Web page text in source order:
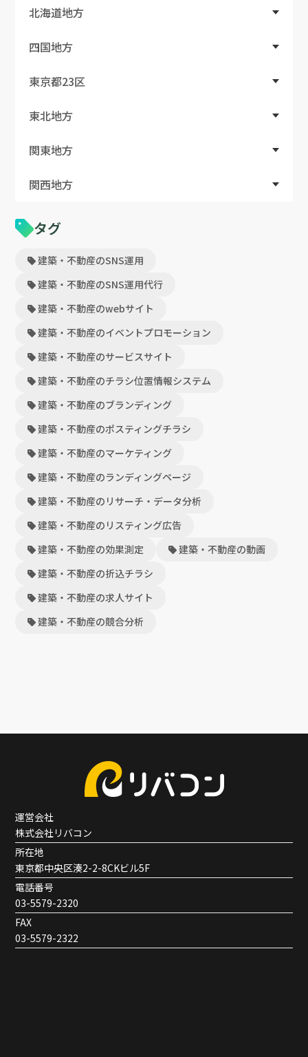
北海道地方
四国地方
東京都23区
東北地方
関東地方
関西地方
タグ
建築・不動産のSNS運用
建築・不動産のSNS運用代行
建築・不動産のwebサイト
建築・不動産のイベントプロモーション
建築・不動産のサービスサイト
建築・不動産のチラシ位置情報システム
建築・不動産のブランディング
建築・不動産のポスティングチラシ
建築・不動産のマーケティング
建築・不動産のランディングページ
建築・不動産のリサーチ・データ分析
建築・不動産のリスティング広告
建築・不動産の効果測定
建築・不動産の動画
建築・不動産の折込チラシ
建築・不動産の求人サイト
建築・不動産の競合分析
運営会社
株式会社リバコン
所在地
東京都中央区湊2-2-8CKビル5F
電話番号
03-5579-2320
FAX
03-5579-2322